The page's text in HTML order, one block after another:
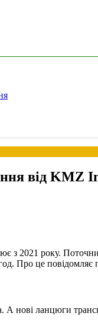
від KMZ
з 2021 року.
Про це повідомляє
нові ланцюги